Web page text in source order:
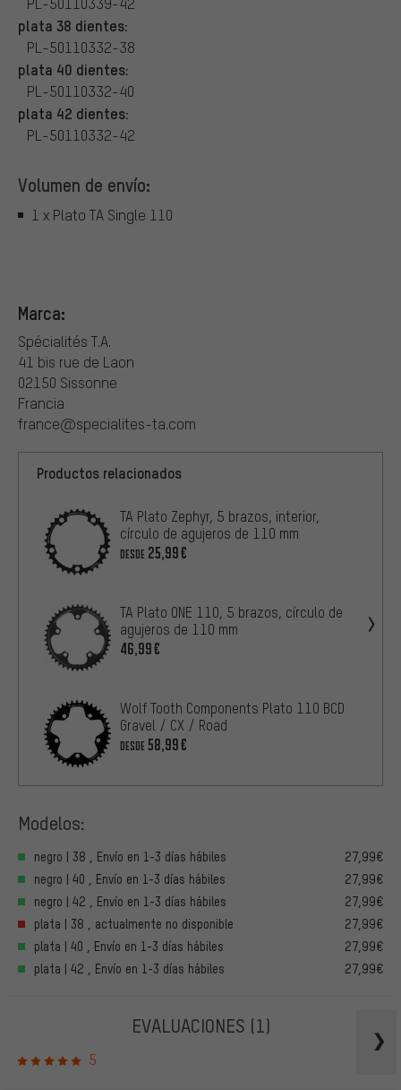
plata 38 dientes:
PL-50110332-38
plata 40 dientes:
PL-50110332-40
plata 42 dientes:
PL-50110332-42
Volumen de envío:
1 x Plato TA Single 110
Marca:
Spécialités T.A.
41 bis rue de Laon
02150 Sissonne
Francia
france@specialites-ta.com
Productos relacionados
TA Plato Zephyr, 5 brazos, interior,
círculo de agujeros de 110 mm
DESDE 25,99€
TA Plato ONE 110, 5 brazos, círculo de
agujeros de 110 mm
46,99€
Wolf Tooth Components Plato 110 BCD
Gravel / CX / Road
DESDE 58,99€
Modelos:
negro | 38 , Envío en 1-3 días hábiles
27,99€
negro | 40 , Envío en 1-3 días hábiles
27,99€
negro | 42 , Envío en 1-3 días hábiles
27,99€
plata | 38 , actualmente no disponible
27,99€
plata | 40 , Envío en 1-3 días hábiles
27,99€
plata | 42 , Envío en 1-3 días hábiles
27,99€
EVALUACIONES (1)
5